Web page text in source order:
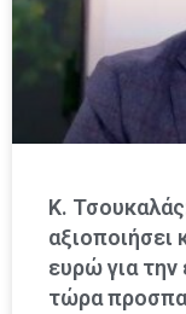
Κ.
αξιοποιήσει
ευρώ για την
τώρα